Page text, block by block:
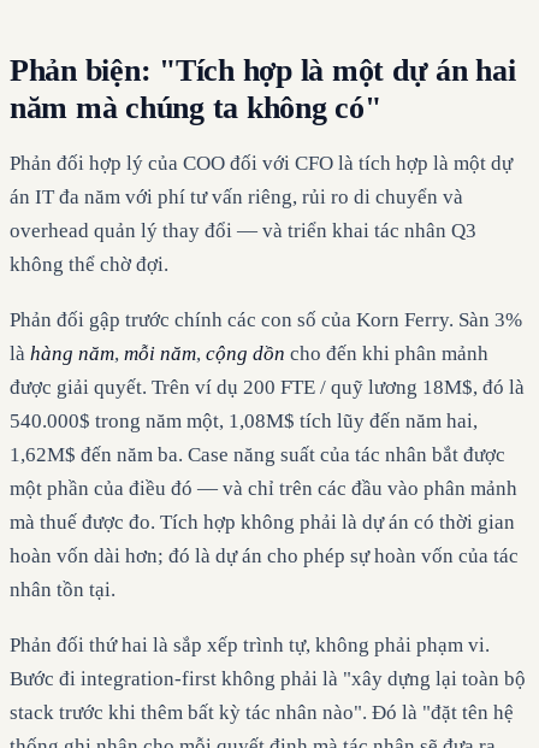
Phản biện: "Tích hợp là một dự án hai
năm mà chúng ta không có"
Phản đối hợp lý của COO đối với CFO là tích hợp là một dự
án IT đa năm với phí tư vấn riêng, rủi ro di chuyển và
overhead quản lý thay đổi — và triển khai tác nhân Q3
không thể chờ đợi.
Phản đối gập trước chính các con số của Korn Ferry. Sàn 3%
là hàng năm, mỗi năm, cộng dồn cho đến khi phân mảnh
được giải quyết. Trên ví dụ 200 FTE / quỹ lương 18M$, đó là
540.000$ trong năm một, 1,08M$ tích lũy đến năm hai,
1,62M$ đến năm ba. Case năng suất của tác nhân bắt được
một phần của điều đó — và chỉ trên các đầu vào phân mảnh
mà thuế được đo. Tích hợp không phải là dự án có thời gian
hoàn vốn dài hơn; đó là dự án cho phép sự hoàn vốn của tác
nhân tồn tại.
Phản đối thứ hai là sắp xếp trình tự, không phải phạm vi.
Bước đi integration-first không phải là "xây dựng lại toàn bộ
stack trước khi thêm bất kỳ tác nhân nào". Đó là "đặt tên hệ